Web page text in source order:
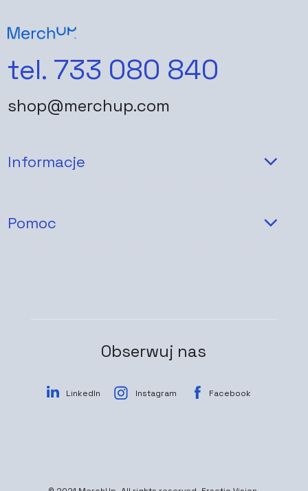
tel. 733 080 840
shop@merchup.com
Informacje
Pomoc
Obserwuj nas
LinkedIn Instagram Facebook